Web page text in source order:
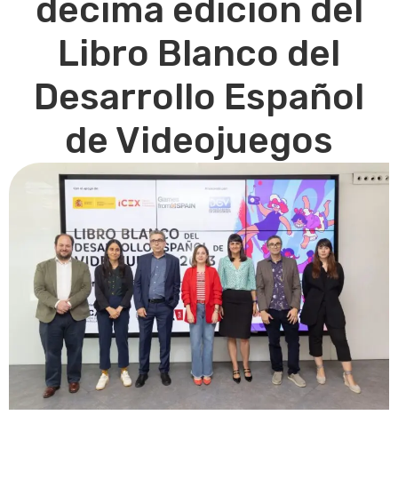
décima edición del
Libro Blanco del
Desarrollo Español
de Videojuegos